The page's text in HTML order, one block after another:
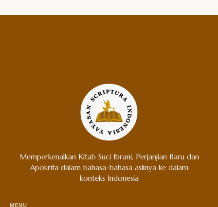
Memperkenalkan Kitab Suci Ibrani, Perjanjian Baru dan
Apokrifa dalam bahasa-bahasa aslinya ke dalam
konteks Indonesia
MENU